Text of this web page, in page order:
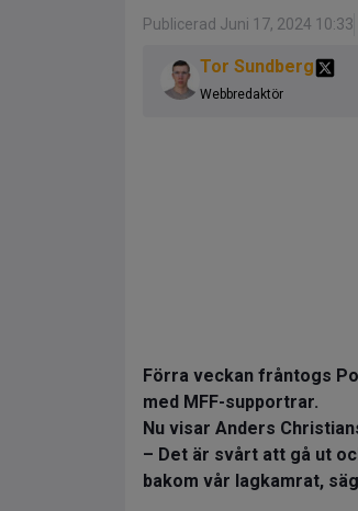
Publicerad Juni 17, 2024 10:33
Tor Sundberg
Webbredaktör
Förra veckan fråntogs
med MFF-supportrar.
Nu visar Anders
– Det är svårt att gå ut
bakom vår lagkamrat,